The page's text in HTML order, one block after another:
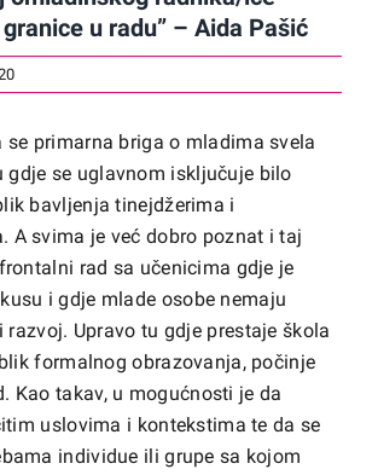
u radu” – Aida Pašić
se primarna briga o mladima svela
gdje se uglavnom isključuje bilo
bavljenja tinejdžerima i
A svima je već dobro poznat i taj
rad sa učenicima gdje je
i gdje mlade osobe nemaju
razvoj. Upravo tu gdje prestaje škola
formalnog obrazovanja, počinje
Kao takav, u mogućnosti je da
uslovima i kontekstima te da se
individue ili grupe sa kojom